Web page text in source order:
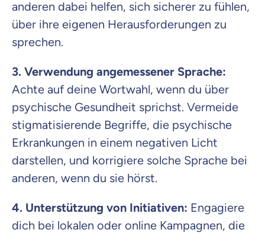
anderen dabei helfen, sich sicherer zu fühlen,
über ihre eigenen Herausforderungen zu
sprechen.
3. Verwendung angemessener Sprache:
Achte auf deine Wortwahl, wenn du über
psychische Gesundheit sprichst. Vermeide
stigmatisierende Begriffe, die psychische
Erkrankungen in einem negativen Licht
darstellen, und korrigiere solche Sprache bei
anderen, wenn du sie hörst.
4. Unterstützung von Initiativen: Engagiere
dich bei lokalen oder online Kampagnen, die